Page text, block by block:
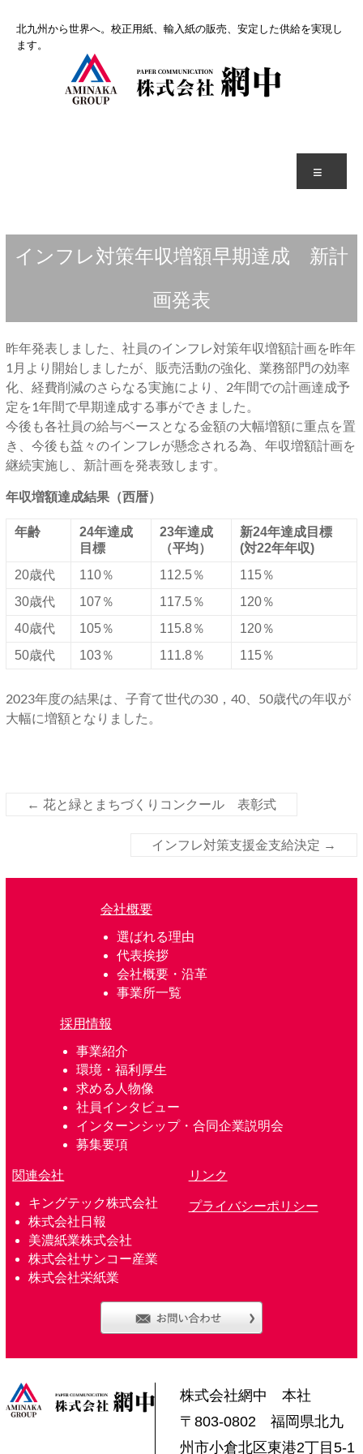
ン北九州から世界へ。校正用紙、輸入紙の販売、安定した供給を実現し
ます。
ニ
インフレ対策年収増額早期達成 新計
画発表
昨年発表しました、社員のインフレ対策年収増額計画を昨年
1月より開始しましたが、販売活動の強化、業務部門の効率
化、経費削減のさらなる実施により、2年間での計画達成予
定を1年間で早期達成する事ができました。
今後も各社員の給与ベースとなる金額の大幅増額に重点を置
き、今後も益々のインフレが懸念される為、年収増額計画を
継続実施し、新計画を発表致します。
年収増額達成結果（西暦）
年齢
24年達成
目標
23年達成
（平均）
新24年達成目標
(対22年年収)
20歳代
110％ 112.5％
115％
30歳代
107％ 117.5％
120％
40歳代
105％ 115.8％
120％
50歳代
103％ 111.8％ 115％
2023年度の結果は、子育て世代の30，40、50歳代の年収が
大幅に増額となりました。
← 花と緑とまちづくりコンクール 表彰式
インフレ対策支援金支給決定 →
会社概要
選ばれる理由
代表挨拶
会社概要・沿革
事業所一覧
採用情報
事業紹介
環境・福利厚生
求める人物像
社員インタビュー
インターンシップ・合同企業説明会
募集要項
関連会社
キングテック株式会社
株式会社日報
美濃紙業株式会社
株式会社サンコー産業
株式会社栄紙業
リンク
プライバシーポリシー
株式会社網中 本社
〒803-0802 福岡県北九
州市小倉北区東港2丁目5-1